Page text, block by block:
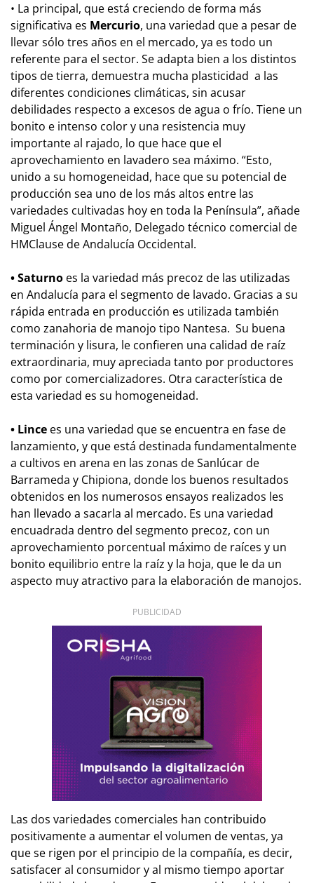
• La principal, que está creciendo de forma más
significativa es Mercurio, una variedad que a pesar de
llevar sólo tres años en el mercado, ya es todo un
referente para el sector. Se adapta bien a los distintos
tipos de tierra, demuestra mucha plasticidad a las
diferentes condiciones climáticas, sin acusar
debilidades respecto a excesos de agua o frío. Tiene un
bonito e intenso color y una resistencia muy
importante al rajado, lo que hace que el
aprovechamiento en lavadero sea máximo. “Esto,
unido a su homogeneidad, hace que su potencial de
producción sea uno de los más altos entre las
variedades cultivadas hoy en toda la Península”, añade
Miguel Ángel Montaño, Delegado técnico comercial de
HMClause de Andalucía Occidental.
• Saturno es la variedad más precoz de las utilizadas
en Andalucía para el segmento de lavado. Gracias a su
rápida entrada en producción es utilizada también
como zanahoria de manojo tipo Nantesa. Su buena
terminación y lisura, le confieren una calidad de raíz
extraordinaria, muy apreciada tanto por productores
como por comercializadores. Otra característica de
esta variedad es su homogeneidad.
• Lince es una variedad que se encuentra en fase de
lanzamiento, y que está destinada fundamentalmente
a cultivos en arena en las zonas de Sanlúcar de
Barrameda y Chipiona, donde los buenos resultados
obtenidos en los numerosos ensayos realizados les
han llevado a sacarla al mercado. Es una variedad
encuadrada dentro del segmento precoz, con un
aprovechamiento porcentual máximo de raíces y un
bonito equilibrio entre la raíz y la hoja, que le da un
aspecto muy atractivo para la elaboración de manojos.
PUBLICIDAD
Las dos variedades comerciales han contribuido
positivamente a aumentar el volumen de ventas, ya
que se rigen por el principio de la compañía, es decir,
satisfacer al consumidor y al mismo tiempo aportar